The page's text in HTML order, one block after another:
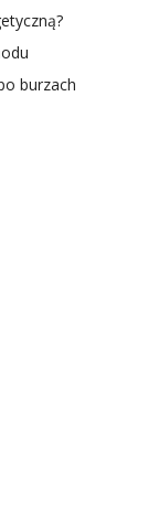
burzach